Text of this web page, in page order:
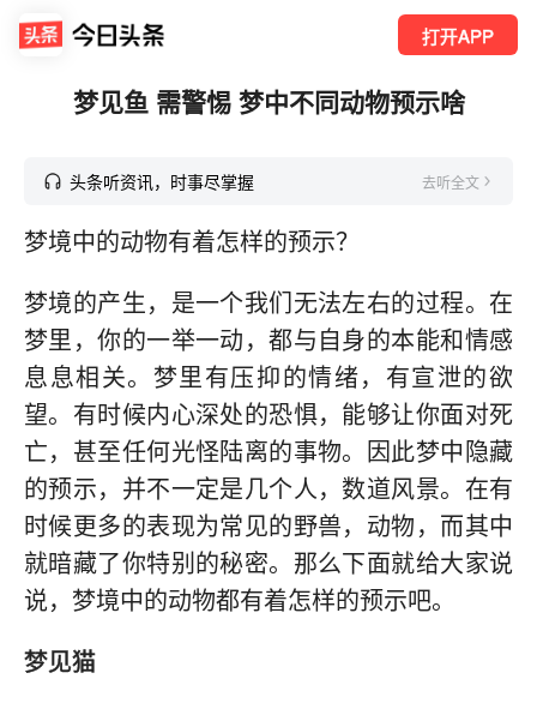
打开APP
梦见鱼 需警惕 梦中不同动物预示啥
头条听资讯，时事尽掌握 去听全文
梦境中的动物有着怎样的预示？
梦境的产生，是一个我们无法左右的过程。在
梦里，你的一举一动，都与自身的本能和情感
息息相关。梦里有压抑的情绪，有宣泄的欲
望。有时候内心深处的恐惧，能够让你面对死
亡，甚至任何光怪陆离的事物。因此梦中隐藏
的预示，并不一定是几个人，数道风景。在有
时候更多的表现为常见的野兽，动物，而其中
就暗藏了你特别的秘密。那么下面就给大家说
说，梦境中的动物都有着怎样的预示吧。
梦见猫